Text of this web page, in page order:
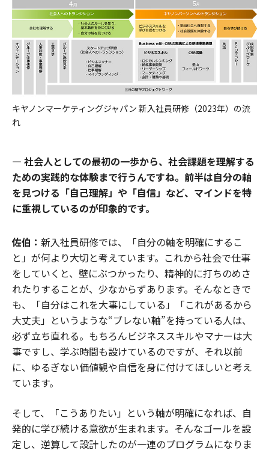
キヤノンマーケティングジャパン 新入社員研修（2023年）の流
れ
― 社会人としての最初の一歩から、社会課題を理解する
ための実践的な体験まで行うんですね。前半は自分の軸
を見つける「自己理解」や「自信」など、マインドを特
に重視しているのが印象的です。
佐伯： 新入社員研修では、「自分の軸を明確にするこ
と」が何より大切と考えています。これから社会で仕事
をしていくと、壁にぶつかったり、精神的に打ちのめさ
れたりすることが、少なからずあります。そんなときで
も、「自分はこれを大事にしている」「これがあるから
大丈夫」というような“ブレない軸”を持っている人は、
必ず立ち直れる。もちろんビジネススキルやマナーは大
事ですし、学ぶ時間も設けているのですが、それ以前
に、ゆるぎない価値観や自信を身に付けてほしいと考え
ています。
そして、「こうありたい」という軸が明確になれば、自
発的に学び続ける意欲が生まれます。そんなゴールを設
定し、逆算して設計したのが一連のプログラムになりま